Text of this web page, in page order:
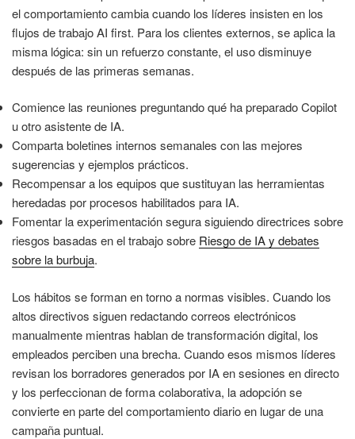
el comportamiento cambia cuando los líderes insisten en los
flujos de trabajo AI first. Para los clientes externos, se aplica la
misma lógica: sin un refuerzo constante, el uso disminuye
después de las primeras semanas.
Comience las reuniones preguntando qué ha preparado Copilot
u otro asistente de IA.
Comparta boletines internos semanales con las mejores
sugerencias y ejemplos prácticos.
Recompensar a los equipos que sustituyan las herramientas
heredadas por procesos habilitados para IA.
Fomentar la experimentación segura siguiendo directrices sobre
riesgos basadas en el trabajo sobre Riesgo de IA y debates
sobre la burbuja.
Los hábitos se forman en torno a normas visibles. Cuando los
altos directivos siguen redactando correos electrónicos
manualmente mientras hablan de transformación digital, los
empleados perciben una brecha. Cuando esos mismos líderes
revisan los borradores generados por IA en sesiones en directo
y los perfeccionan de forma colaborativa, la adopción se
convierte en parte del comportamiento diario en lugar de una
campaña puntual.